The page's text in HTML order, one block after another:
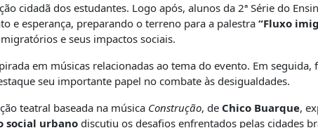
cidadã dos estudantes. Logo após, alunos da 2ª Série do
e esperança, preparando o terreno para a palestra “Fluxo
e seus impactos sociais.
em músicas relacionadas ao tema do evento. Em seguida,
seu importante papel no combate às desigualdades.
teatral baseada na música Construção, de Chico Buarque,
social urbanodiscutiu os desafios enfrentados pelas cidades